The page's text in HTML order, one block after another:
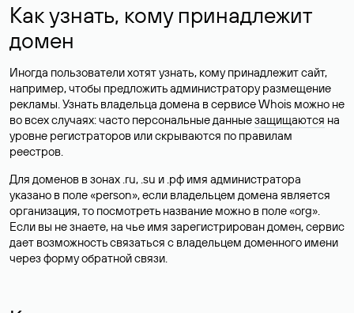
Как узнать, кому принадлежит
домен
Иногда пользователи хотят узнать, кому принадлежит сайт,
например, чтобы предложить администратору размещение
рекламы. Узнать владельца домена в сервисе Whois можно не
во всех случаях: часто персональные данныезащищаются на
уровне регистраторов или скрываются по правилам
реестров.
Для доменов в зонах .ru, .su и .рф имя администратора
указано в поле «person», если владельцем домена является
организация, то посмотреть название можно в поле «org».
Если вы не знаете, на чье имя зарегистрирован домен, сервис
дает возможность связаться с владельцем доменного имени
через форму обратной связи.